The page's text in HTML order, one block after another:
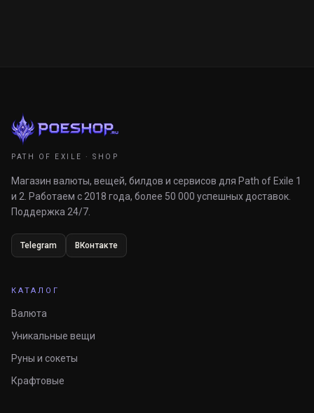
PATH OF EXILE · SHOP
Магазин валюты, вещей, билдов и сервисов для Path of Exile 1
и 2. Работаем с 2018 года, более 50 000 успешных доставок.
Поддержка 24/7.
Telegram ВКонтакте
КАТАЛОГ
Валюта
Уникальные вещи
Руны и сокеты
Крафтовые